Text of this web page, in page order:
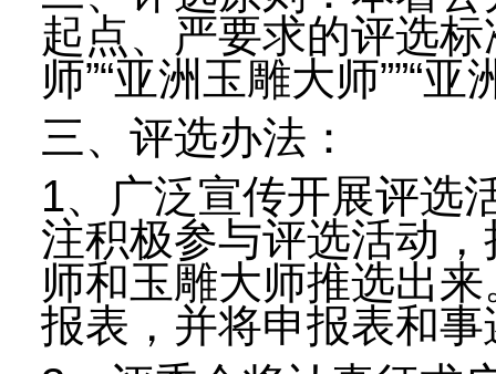
起点、严要求的评选
师”“亚洲玉雕大师””“
三、评选办法：
1、广泛宣传开展评选
注积极参与评选活动
师和玉雕大师推选出
报表，并将申报表和